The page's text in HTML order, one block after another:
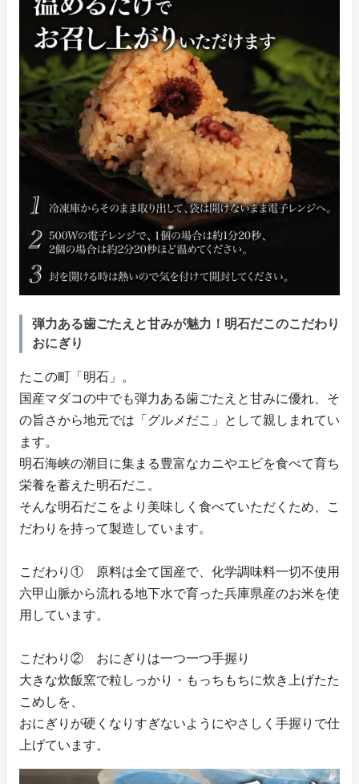
弾力ある歯ごたえと甘みが魅力！明石だこのこだわり
おにぎり
たこの町「明石」。
国産マダコの中でも弾力ある歯ごたえと甘みに優れ、そ
の旨さから地元では「グルメだこ」として親しまれてい
ます。
明石海峡の潮目に集まる豊富なカニやエビを食べて育ち
栄養を蓄えた明石だこ。
そんな明石だこをより美味しく食べていただくため、こ
だわりを持って製造しています。
こだわり① 原料は全て国産で、化学調味料一切不使用
六甲山脈から流れる地下水で育った兵庫県産のお米を使
用しています。
こだわり② おにぎりは一つ一つ手握り
大きな炊飯窯で粒しっかり・もっちもちに炊き上げたた
こめしを、
おにぎりが硬くなりすぎないようにやさしく手握りで仕
上げています。